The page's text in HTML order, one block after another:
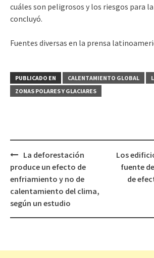
cuáles son peligrosos y los riesgos para
concluyó.
Fuentes diversas en la prensa
PUBLICADO EN CALENTAMIENTO GLOBAL
ZONAS POLARES Y GLACIARES
Navegación
de
entradas
La deforestación
produce un efecto de
enfriamiento y no de
calentamiento del clima,
según un estudio
Los
fuente
de